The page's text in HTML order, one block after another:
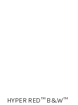
HYPER RED™ B&W™